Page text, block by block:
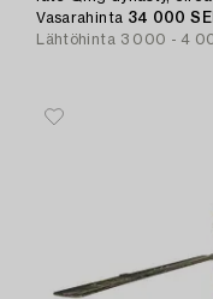
Vasarahinta 34 000
Lähtöhinta 3 000 - 4